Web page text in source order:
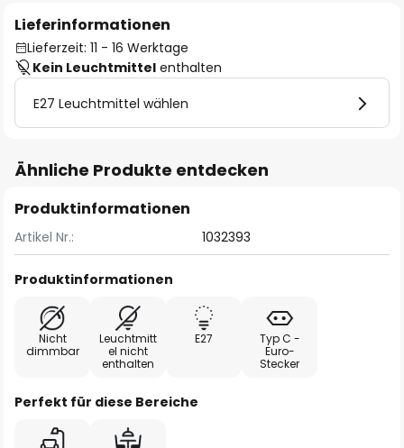
Lieferinformationen
Lieferzeit: 11 - 16 Werktage
Kein Leuchtmittel enthalten
E27 Leuchtmittel wählen
Ähnliche Produkte entdecken
Produktinformationen
Artikel Nr.: 1032393
Produktinformationen
Nicht
dimmbar
Leuchtmitt
el nicht
enthalten
E27
Typ C -
Euro-
Stecker
Perfekt für diese Bereiche